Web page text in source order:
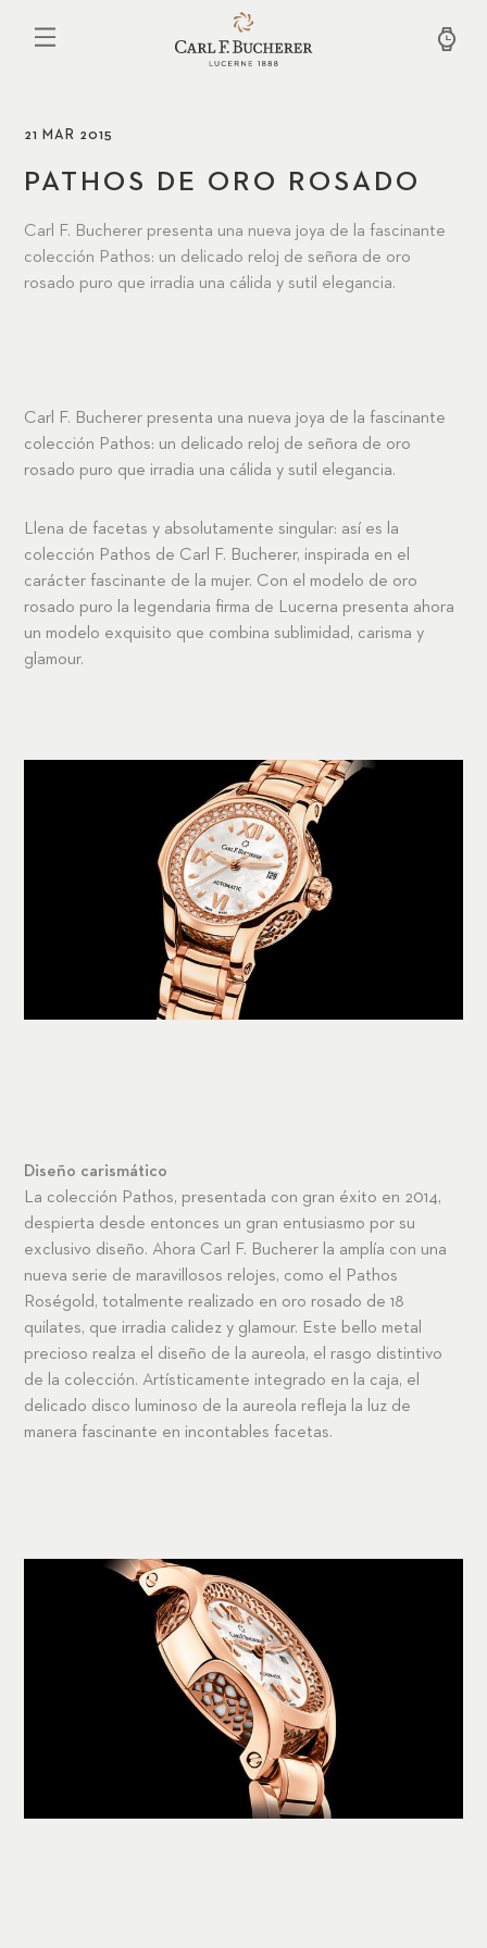
contenido
21 MAR 2015
PATHOS DE ORO ROSADO
Carl F. Bucherer presenta una nueva joya de la fascinante
colección Pathos: un delicado reloj de señora de oro
rosado puro que irradia una cálida y sutil elegancia.
Carl F. Bucherer presenta una nueva joya de la fascinante
colección Pathos: un delicado reloj de señora de oro
rosado puro que irradia una cálida y sutil elegancia.
Llena de facetas y absolutamente singular: así es la
colección Pathos de Carl F. Bucherer, inspirada en el
carácter fascinante de la mujer. Con el modelo de oro
rosado puro la legendaria firma de Lucerna presenta ahora
un modelo exquisito que combina sublimidad, carisma y
glamour.
Diseño carismático
La colección Pathos, presentada con gran éxito en 2014,
despierta desde entonces un gran entusiasmo por su
exclusivo diseño. Ahora Carl F. Bucherer la amplía con una
nueva serie de maravillosos relojes, como el Pathos
Roségold, totalmente realizado en oro rosado de 18
quilates, que irradia calidez y glamour. Este bello metal
precioso realza el diseño de la aureola, el rasgo distintivo
de la colección. Artísticamente integrado en la caja, el
delicado disco luminoso de la aureola refleja la luz de
manera fascinante en incontables facetas.